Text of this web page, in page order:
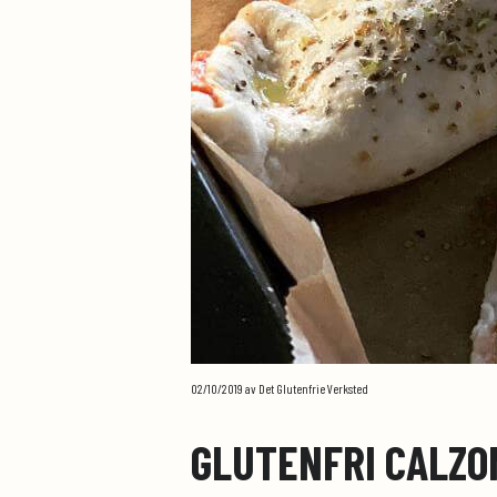
02/10/2019 av Det Glutenfrie Verksted
GLUTENFRI